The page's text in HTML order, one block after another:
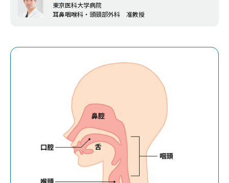
東京医科大学病院
耳鼻咽喉科・頭頸部外科 准教授